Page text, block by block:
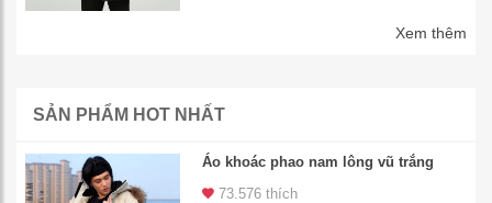
Xem thêm
SẢN PHẨM HOT NHẤT
Áo khoác phao nam lông vũ trắng
73.576 thích